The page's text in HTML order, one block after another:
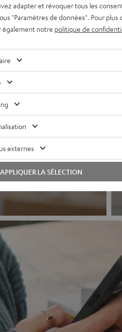
fi et systèmes
adapter et révoquer tous les
"Paramètres de données". Pour
également notre politique de
externes
APPLIQUER LA SÉLECTION